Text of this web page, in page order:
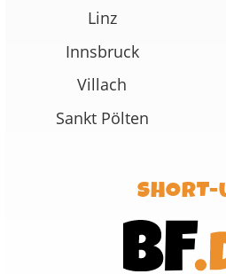
Linz
Innsbruck
Villach
Sankt Pölten
SHORT-